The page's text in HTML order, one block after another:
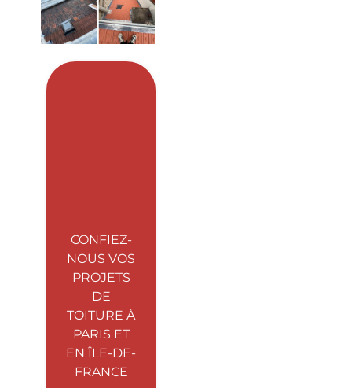
CONFIEZ-
NOUS VOS
PROJETS
DE
TOITURE À
PARIS ET
EN ÎLE-DE-
FRANCE